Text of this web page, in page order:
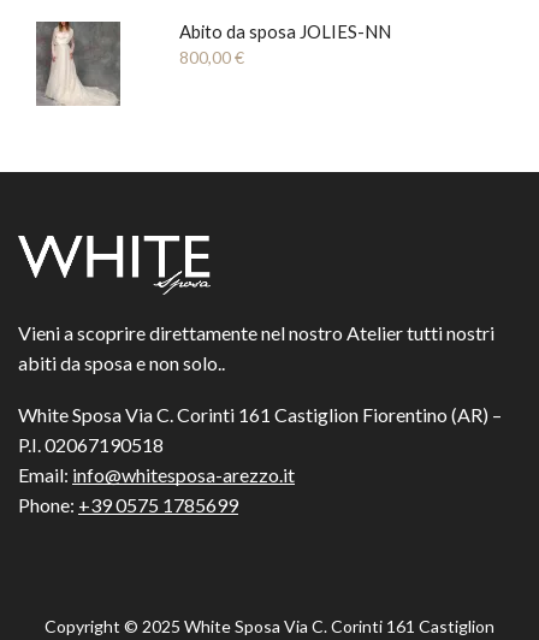
Abito da sposa JOLIES-NN
800,00€
Vieni a scoprire direttamente nel nostro Atelier tutti nostri
abiti da sposa e non solo..
White Sposa Via C. Corinti 161 Castiglion Fiorentino (AR) –
P.I. 02067190518
Email: info@whitesposa-arezzo.it
Phone: +39 0575 1785699
Copyright © 2025 White Sposa Via C. Corinti 161 Castiglion